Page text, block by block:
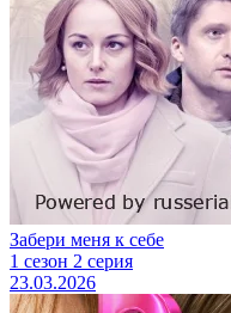
Забери меня к себе
1 сезон 2 серия
23.03.2026